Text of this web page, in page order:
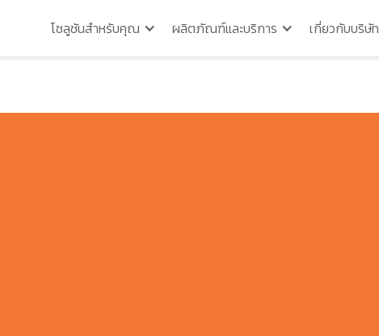
โซลูชันสำหรับคุณ ผลิตภัณฑ์และบริการ เกี่ยวกับบริษัท